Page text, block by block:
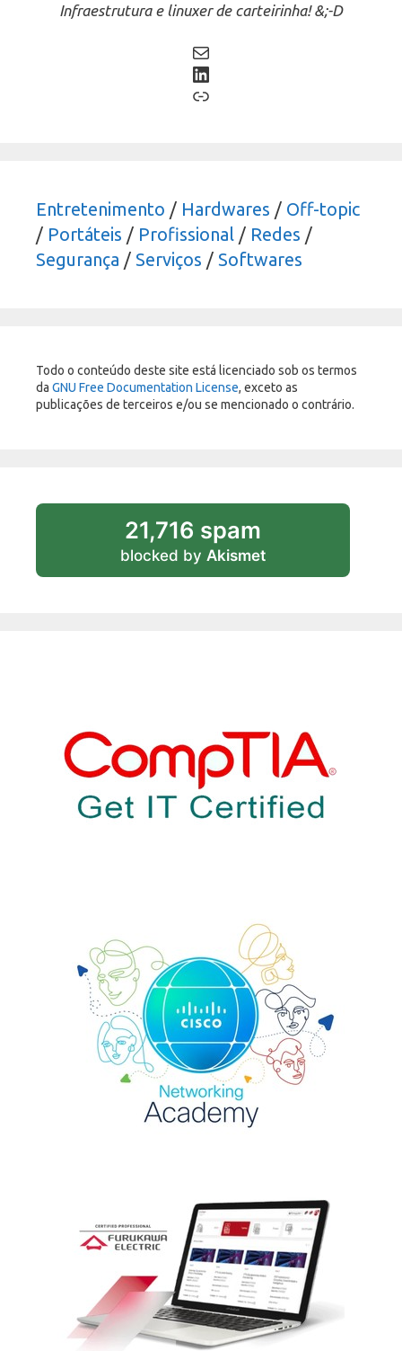
Infraestrutura e linuxer de carteirinha! &;-D
Mail
LinkedIn
Link
Entretenimento / Hardwares / Off-topic
/ Portáteis / Profissional / Redes /
Segurança / Serviços / Softwares
Todo o conteúdo deste site está licenciado sob os termos
da GNU Free Documentation License, exceto as
publicações de terceiros e/ou se mencionado o contrário.
21,716 spam
blocked by Akismet